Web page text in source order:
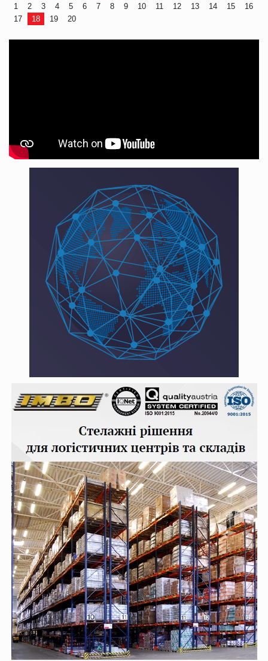
1 2 3 4 5 6 7 8 9 10 11 12 13 14 15
16
17
18 19 20